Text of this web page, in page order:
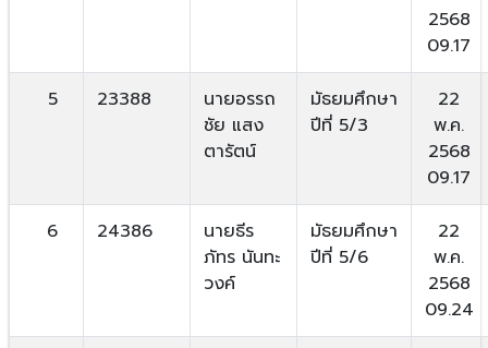
2568
09.17
5 23388
นายอรรถ
ชัย แสง
ตารัตน์
มัธยมศึกษา
ปีที่ 5/3
22
พ.ค.
2568
09.17
6 24386
นายธีร
ภัทร นันทะ
วงค์
มัธยมศึกษา
ปีที่ 5/6
22
พ.ค.
2568
09.24